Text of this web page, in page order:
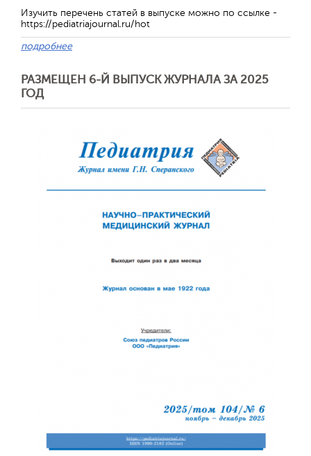
Изучить перечень статей в выпуске можно по ссылке -
https://pediatriajournal.ru/hot
подробнее
РАЗМЕЩЕН 6-Й ВЫПУСК ЖУРНАЛА ЗА 2025
ГОД
Обратная